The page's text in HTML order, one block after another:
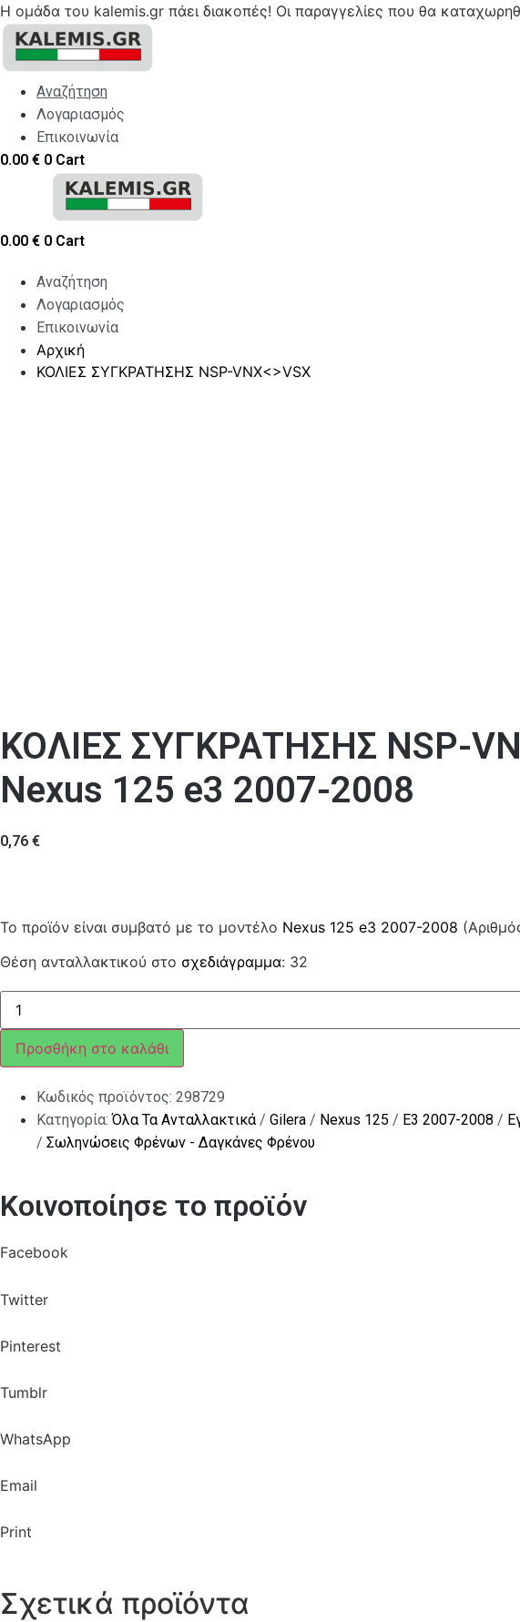
Η ομάδα του kalemis.gr πάει διακοπές! Οι παραγγελίες που θα
Skip
content
Αναζήτηση
Λογαριασμός
Επικοινωνία
0.00 € 0 Cart
0.00 € 0 Cart
Αναζήτηση
Λογαριασμός
Επικοινωνία
Αρχική
ΚΟΛΙΕΣ ΣΥΓΚΡΑΤΗΣΗΣ NSP-VNX<>VSX
ΚΟΛΙΕΣ ΣΥΓΚΡΑΤΗΣΗΣ NSP-
Nexus 125 e3 2007-2008
0,76 €
Το προϊόν είναι συμβατό με το μοντέλο Nexus 125 e3 2007-2008
Θέση ανταλλακτικού στο σχεδιάγραμμα: 32
ΚΟΛΙΕΣ
ΣΥΓΚΡΑΤΗΣΗΣ
NSP-
VNX<>VSX
ποσότητα
Προσθήκη στο καλάθι
Κωδικός προϊόντος: 298729
Κατηγορία:Όλα Τα Ανταλλακτικά/ Gilera / Nexus 125 / E3 2007-2008 /
/ Σωληνώσεις Φρένων - Δαγκάνες Φρένου
Κοινοποίησε το προϊόν
Facebook
Twitter
Pinterest
Tumblr
WhatsApp
Email
Print
Σχετικά προϊόντα